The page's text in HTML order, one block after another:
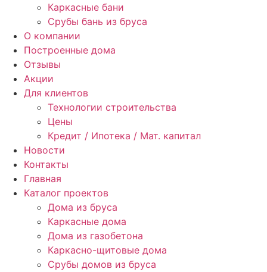
Каркасные бани
Срубы бань из бруса
О компании
Построенные дома
Отзывы
Акции
Для клиентов
Технологии строительства
Цены
Кредит / Ипотека / Мат. капитал
Новости
Контакты
Главная
Каталог проектов
Дома из бруса
Каркасные дома
Дома из газобетона
Каркасно-щитовые дома
Срубы домов из бруса